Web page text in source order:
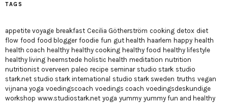
TAGS
appetite voyage breakfast Cecilia Götherström cooking detox diet
flow food food blogger foodie fun gut health haarlem happy health
health coach healthy healthy cooking healthy food healthy lifestyle
healthy living heemstede holistic health meditation nutrition
nutritionist overveen paleo recipe seminar studio stark studio
stark.net studio stark international studio stark sweden truths vegan
vijnana yoga voedingscoach voedings coach voedingsdeskundige
workshop www.studiostark.net yoga yummy yummy fun and healthy